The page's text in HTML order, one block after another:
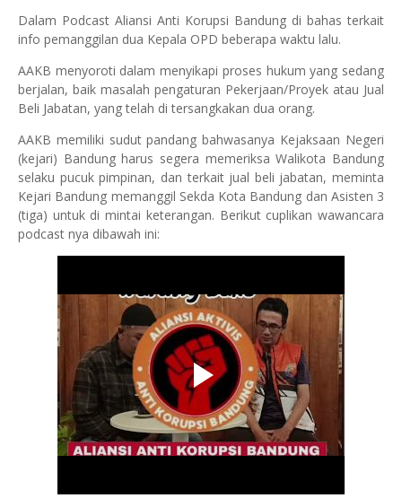
Dalam Podcast Aliansi Anti Korupsi Bandung di bahas terkait
info pemanggilan dua Kepala OPD beberapa waktu lalu.
AAKB menyoroti dalam menyikapi proses hukum yang sedang
berjalan, baik masalah pengaturan Pekerjaan/Proyek atau Jual
Beli Jabatan, yang telah di tersangkakan dua orang.
AAKB memiliki sudut pandang bahwasanya Kejaksaan Negeri
(kejari) Bandung harus segera memeriksa Walikota Bandung
selaku pucuk pimpinan, dan terkait jual beli jabatan, meminta
Kejari Bandung memanggil Sekda Kota Bandung dan Asisten 3
(tiga) untuk di mintai keterangan. Berikut cuplikan wawancara
podcast nya dibawah ini: